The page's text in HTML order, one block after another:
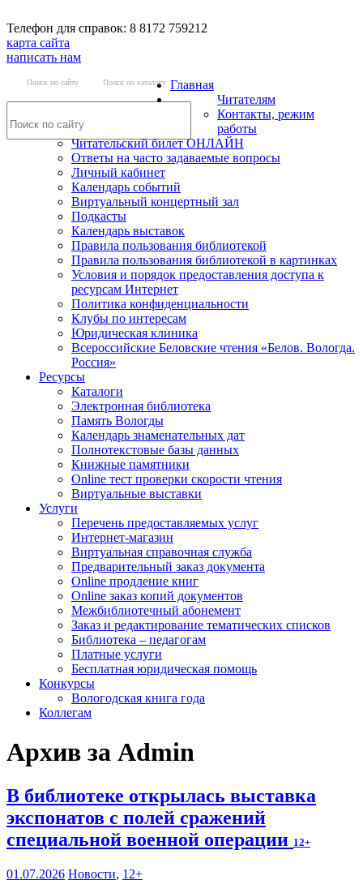
Телефон для справок: 8 8172 759212
карта сайта
написать нам
Поиск по сайту Поиск по каталогу Главная
Читателям
Контакты, режим
работы
Читательский билет ОНЛАЙН
Ответы на часто задаваемые вопросы
Личный кабинет
Календарь событий
Виртуальный концертный зал
Подкасты
Календарь выставок
Правила пользования библиотекой
Правила пользования библиотекой в картинках
Условия и порядок предоставления доступа к
ресурсам Интернет
Политика конфиденциальности
Клубы по интересам
Юридическая клиника
Всероссийские Беловские чтения «Белов. Вологда.
Россия»
Ресурсы
Каталоги
Электронная библиотека
Память Вологды
Календарь знаменательных дат
Полнотекстовые базы данных
Книжные памятники
Online тест проверки скорости чтения
Виртуальные выставки
Услуги
Перечень предоставляемых услуг
Интернет-магазин
Виртуальная справочная служба
Предварительный заказ документа
Online продление книг
Online заказ копий документов
Межбиблиотечный абонемент
Заказ и редактирование тематических списков
Библиотека – педагогам
Платные услуги
Бесплатная юридическая помощь
Конкурсы
Вологодская книга года
Коллегам
Архив за Admin
В библиотеке открылась выставка
экспонатов с полей сражений
специальной военной операции 12+
01.07.2026 Новости, 12+